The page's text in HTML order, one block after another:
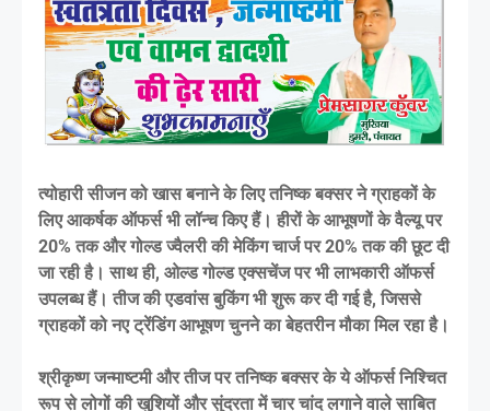
त्योहारी सीजन को खास बनाने के लिए तनिष्क बक्सर ने ग्राहकों के
लिए आकर्षक ऑफर्स भी लॉन्च किए हैं। हीरों के आभूषणों के वैल्यू पर
20% तक और गोल्ड ज्वैलरी की मेकिंग चार्ज पर 20% तक की छूट दी
जा रही है। साथ ही, ओल्ड गोल्ड एक्सचेंज पर भी लाभकारी ऑफर्स
उपलब्ध हैं। तीज की एडवांस बुकिंग भी शुरू कर दी गई है, जिससे
ग्राहकों को नए ट्रेंडिंग आभूषण चुनने का बेहतरीन मौका मिल रहा है।
श्रीकृष्ण जन्माष्टमी और तीज पर तनिष्क बक्सर के ये ऑफर्स निश्चित
रूप से लोगों की खुशियों और सुंदरता में चार चांद लगाने वाले साबित